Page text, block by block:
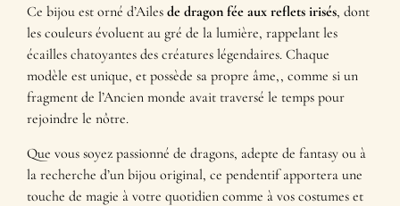
Ce bijou est orné d’Ailes de dragon fée aux reflets irisés, dont
les couleurs évoluent au gré de la lumière, rappelant les
écailles chatoyantes des créatures légendaires. Chaque
modèle est unique, et possède sa propre âme,, comme si un
fragment de l’Ancien monde avait traversé le temps pour
rejoindre le nôtre.
Que vous soyez passionné de dragons, adepte de fantasy ou à
la recherche d’un bijou original, ce pendentif apportera une
touche de magie à votre quotidien comme à vos costumes et